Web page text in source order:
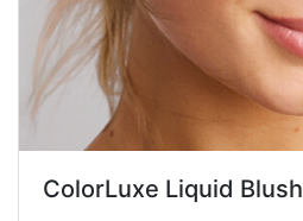
ColorLuxe Liquid Blush